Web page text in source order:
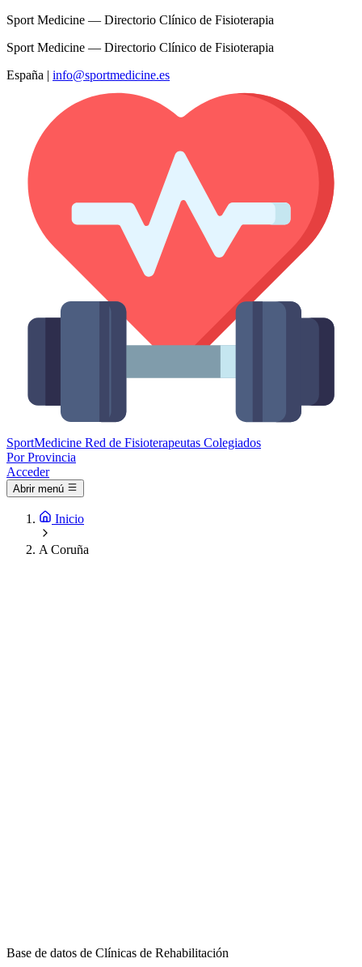
Sport Medicine — Directorio Clínico de Fisioterapia
Sport Medicine — Directorio Clínico de Fisioterapia
España | info@sportmedicine.es
SportMedicine Red de Fisioterapeutas Colegiados
Por Provincia
Acceder
Abrir menú
Inicio
A Coruña
Base de datos de Clínicas de Rehabilitación